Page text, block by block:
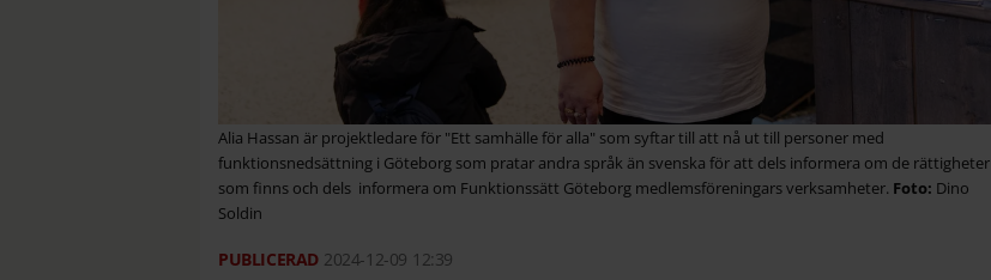
Alia Hassan är projektledare för "Ett samhälle för alla" som syftar till att nå ut till personer med
funktionsnedsättning i Göteborg som pratar andra språk än svenska för att dels informera om de rättigheter
som finns och dels informera om Funktionssätt Göteborg medlemsföreningars verksamheter.
Dino
Soldin
2024-12-09 12:39